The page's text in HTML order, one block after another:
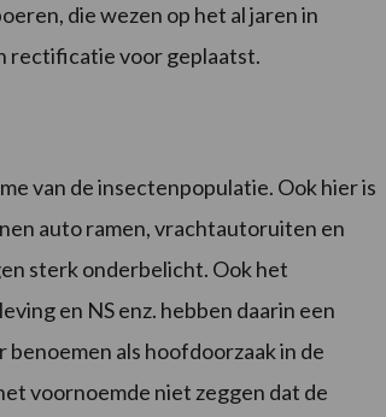
die wezen op het al jaren in
rectificatie voor geplaatst.
van de insectenpopulatie. Ook hier is
auto ramen, vrachtautoruiten en
sterk onderbelicht. Ook het
en NS enz. hebben daarin een
als hoofdoorzaak in de
voornoemde niet zeggen dat de